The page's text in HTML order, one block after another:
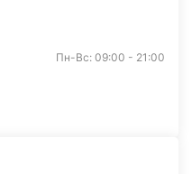
Пн-Вс: 09:00 - 21:00